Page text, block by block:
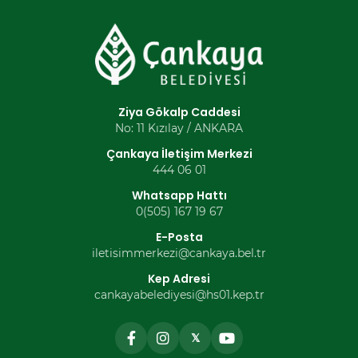
Ziya Gökalp Caddesi
No: 11 Kızılay / ANKARA
Çankaya İletişim Merkezi
444 06 01
Whatsapp Hattı
0(505) 167 19 67
E-Posta
iletisimmerkezi@cankaya.bel.tr
Kep Adresi
cankayabelediyesi@hs01.kep.tr
𝕏